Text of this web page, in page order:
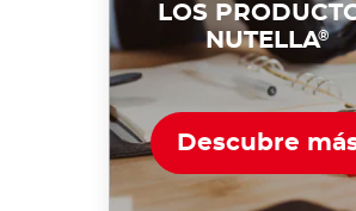
LOS
NUTELLA®
Descubre